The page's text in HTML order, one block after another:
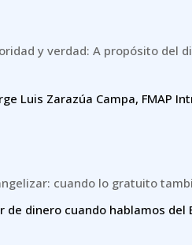
y verdad: A propósito del
Luis Zarazúa Campa, FMAP
cuando lo gratuito
de dinero cuando hablamos del